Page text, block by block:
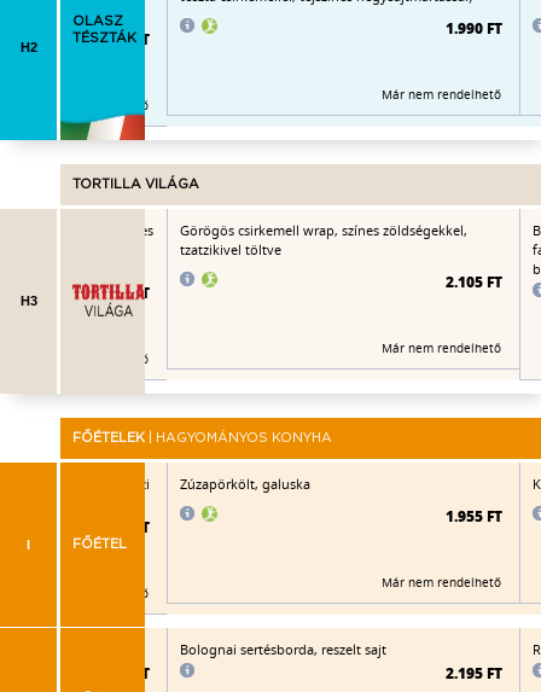
H2
OLASZ
TÉSZTÁK
1.840 FT
Már nem rendelhető
1.990 FT
Már nem rendelhető
TORTILLA VILÁGA
H3
enchilada (fűszeres
2.370 FT
Már nem rendelhető
Görögös csirkemell wrap, színes zöldségekkel,
tzatzikivel töltve
2.105 FT
Már nem rendelhető
FŐÉTELEK | HAGYOMÁNYOS KONYHA
I FŐÉTEL
rakott burgonya házi
2.025 FT
Már nem rendelhető
Zúzapörkölt, galuska
1.955 FT
Már nem rendelhető
2.105 FT
Bolognai sertésborda, reszelt sajt
2.195 FT